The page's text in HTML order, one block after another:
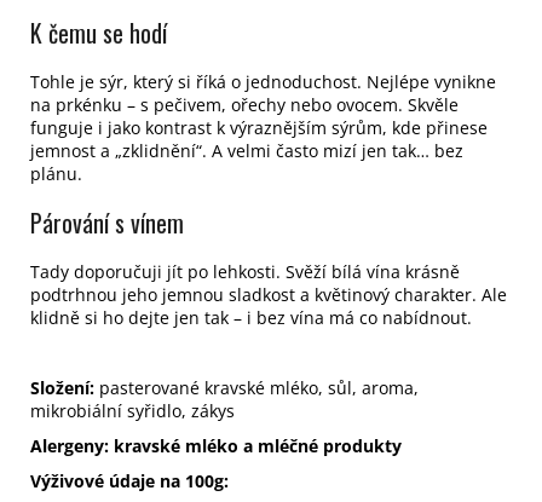
K čemu se hodí
Tohle je sýr, který si říká o jednoduchost. Nejlépe vynikne
na prkénku – s pečivem, ořechy nebo ovocem. Skvěle
funguje i jako kontrast k výraznějším sýrům, kde přinese
jemnost a „zklidnění“. A velmi často mizí jen tak… bez
plánu.
Párování s vínem
Tady doporučuji jít po lehkosti. Svěží bílá vína krásně
podtrhnou jeho jemnou sladkost a květinový charakter. Ale
klidně si ho dejte jen tak – i bez vína má co nabídnout.
Složení: pasterované kravské mléko, sůl, aroma,
mikrobiální syřidlo, zákys
Alergeny: kravské mléko a mléčné produkty
Výživové údaje na 100g: